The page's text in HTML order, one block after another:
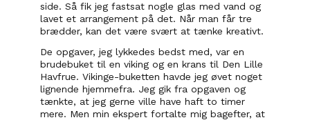
side. Så fik jeg fastsat nogle glas med vand og
lavet et arrangement på det. Når man får tre
brædder, kan det være svært at tænke kreativt.
De opgaver, jeg lykkedes bedst med, var en
brudebuket til en viking og en krans til Den Lille
Havfrue. Vikinge-buketten havde jeg øvet noget
lignende hjemmefra. Jeg gik fra opgaven og
tænkte, at jeg gerne ville have haft to timer
mere. Men min ekspert fortalte mig bagefter, at